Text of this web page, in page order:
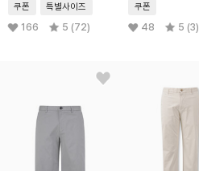
쿠폰 특별사이즈
166 5 (72)
쿠폰
48 5 (3)